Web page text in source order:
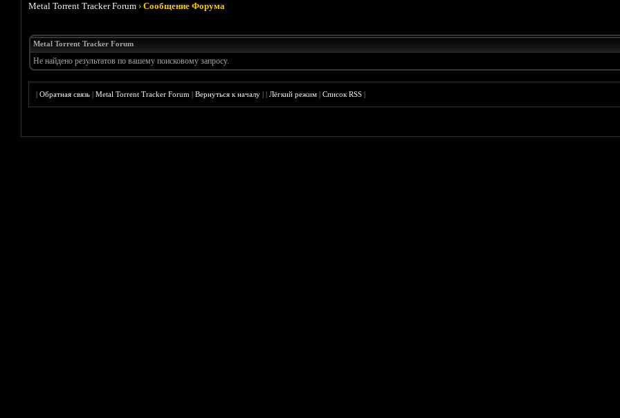
Metal Torrent Tracker Forum ›Сообщение Форума
Metal Torrent Tracker Forum
Не найдено результатов по вашему поисковому запросу.
|Обратная связь |Metal Torrent Tracker Forum |Вернуться к началу ||Лёгкий режим |Список RSS |